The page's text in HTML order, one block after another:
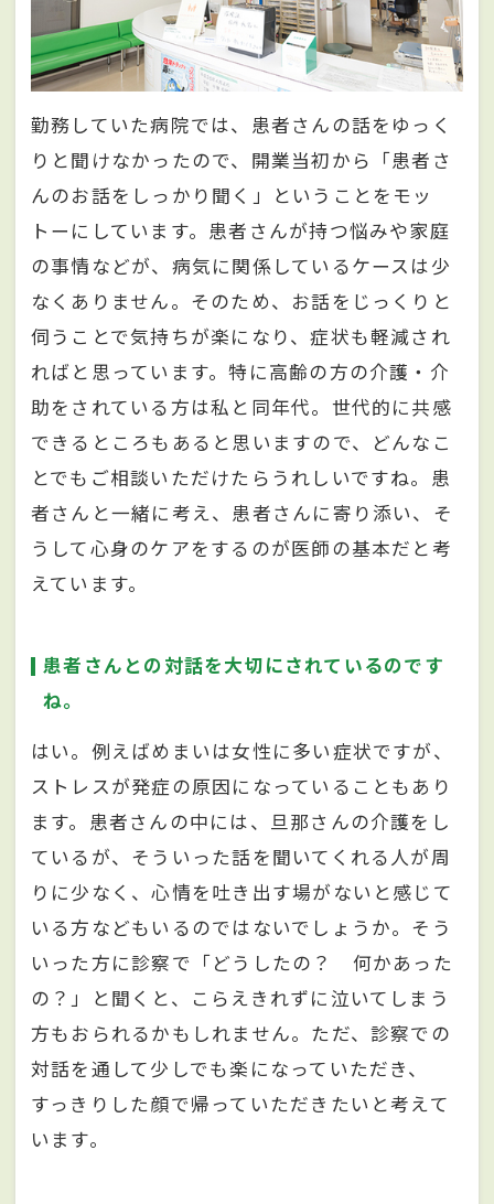
勤務していた病院では、患者さんの話をゆっく
りと聞けなかったので、開業当初から「患者さ
んのお話をしっかり聞く」ということをモッ
トーにしています。患者さんが持つ悩みや家庭
の事情などが、病気に関係しているケースは少
なくありません。そのため、お話をじっくりと
伺うことで気持ちが楽になり、症状も軽減され
ればと思っています。特に高齢の方の介護・介
助をされている方は私と同年代。世代的に共感
できるところもあると思いますので、どんなこ
とでもご相談いただけたらうれしいですね。患
者さんと一緒に考え、患者さんに寄り添い、そ
うして心身のケアをするのが医師の基本だと考
えています。
患者さんとの対話を大切にされているのです
ね。
はい。例えばめまいは女性に多い症状ですが、
ストレスが発症の原因になっていることもあり
ます。患者さんの中には、旦那さんの介護をし
ているが、そういった話を聞いてくれる人が周
りに少なく、心情を吐き出す場がないと感じて
いる方などもいるのではないでしょうか。そう
いった方に診察で「どうしたの？ 何かあった
の？」と聞くと、こらえきれずに泣いてしまう
方もおられるかもしれません。ただ、診察での
対話を通して少しでも楽になっていただき、
すっきりした顔で帰っていただきたいと考えて
います。